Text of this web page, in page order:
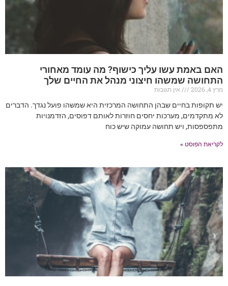
האם באמת עשו עליך כישוף? מה עומד מאחורי
התחושה שמשהו חיצוני מנהל את החיים שלך
מרץ 4, 2026
אין תגובות
יש תקופות בחיים שבהן התחושה המרכזית היא שמשהו פועל נגדך. הדברים
לא מתקדמים, מערכות יחסים חוזרות לאותם דפוסים, הזדמנויות
מתפספסות, ויש תחושה עמוקה שיש כוח
לקריאת הפוסט »